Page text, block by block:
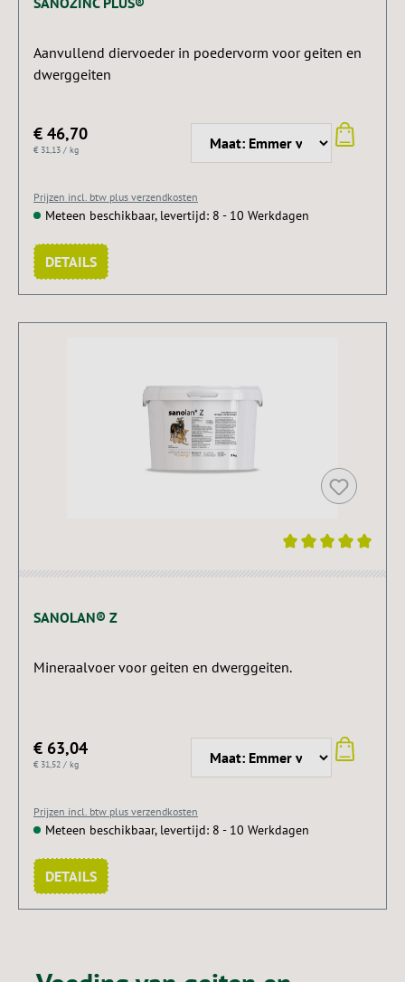
Aanvullend diervoeder in poedervorm voor geiten en
dwerggeiten
€ 46,70
€ 31,13 / kg
Prijzen incl. btw plus verzendkosten
Meteen beschikbaar, levertijd: 8 - 10 Werkdagen
DETAILS
SANOLAN® Z
Mineraalvoer voor geiten en dwerggeiten.
€ 63,04
€ 31,52 / kg
Prijzen incl. btw plus verzendkosten
Meteen beschikbaar, levertijd: 8 - 10 Werkdagen
DETAILS